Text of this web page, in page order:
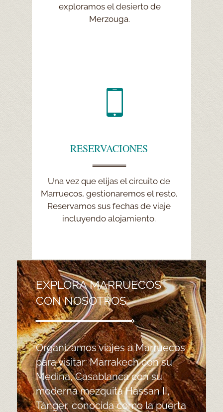
RESERVACIONES
Una vez que elijas el circuito de
Marruecos, gestionaremos el resto.
Reservamos sus fechas de viaje
incluyendo alojamiento.
RESERVACIONES
Le pedimos que pague solo un
pequeño depósito para reservar su
viaje seleccionado a Marruecos.
Organizamos rutas personalizadas.
exploramos el desierto de
Merzouga.
Marrakech y Casablanca.
EXPLORA MARRUECOS
CON NOSOTROS
Organizamos viajes a Marruecos
para visitar: Marrakech con su
Medina, Casablanca con su
moderna mezquita Hassan II,
Tánger, conocida como la puerta